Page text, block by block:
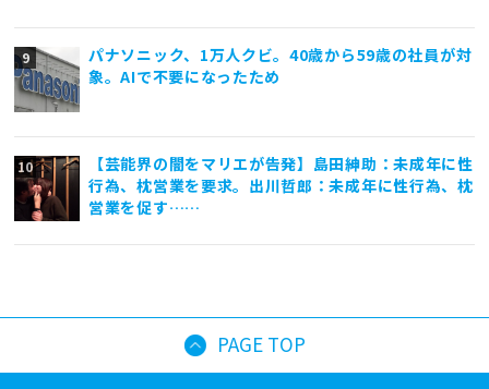
パナソニック、1万人クビ。40歳から59歳の社員が対
象。AIで不要になったため
【芸能界の闇をマリエが告発】島田紳助：未成年に性
行為、枕営業を要求。出川哲郎：未成年に性行為、枕
営業を促す……
PAGE TOP